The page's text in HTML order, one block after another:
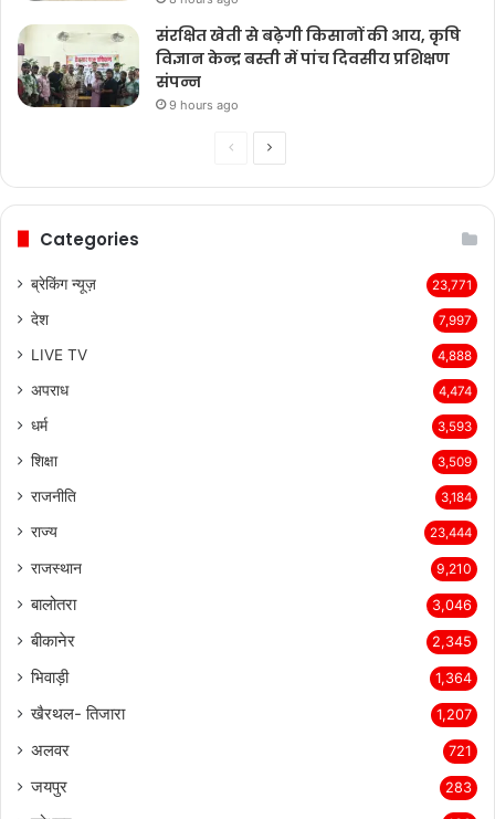
8 hours ago
संरक्षित खेती से बढ़ेगी किसानों की आय, कृषि
विज्ञान केन्द्र बस्ती में पांच दिवसीय प्रशिक्षण
संपन्न
9 hours ago
page page
Categories
ब्रेकिंग न्यूज़ 23,771
देश 7,997
4,888
4,474
3,593
3,509
3,184
23,444
राजस्थान 9,210
बालोतरा 3,046
बीकानेर 2,345
भिवाड़ी 1,364
खैरथल- तिजारा 1,207
अलवर 721
जयपुर 283